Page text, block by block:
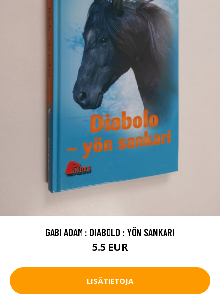
GABI ADAM : DIABOLO : YÖN SANKARI
5.5 EUR
LISÄTIETOJA